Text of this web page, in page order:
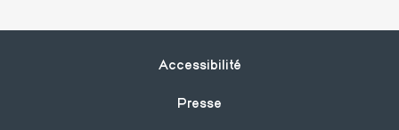
Footer
Accessibilité
Presse